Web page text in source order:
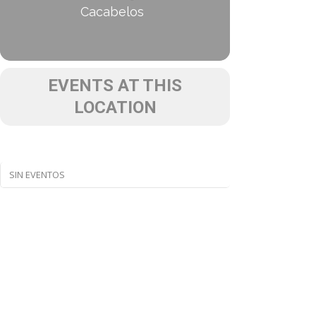
Cacabelos
EVENTS AT THIS
LOCATION
SIN EVENTOS